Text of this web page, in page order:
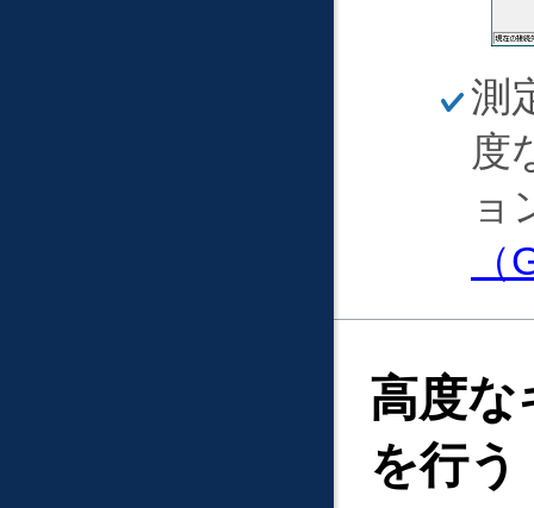
ほ
そ
く
測
度
ョ
高度な
を行う